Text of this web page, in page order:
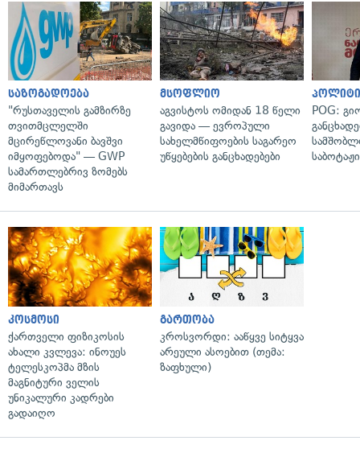
საზოგადოება
"რუსთაველის გამზირზე
თვითმცლელში
მცირეწლოვანი ბავშვი
იმყოფებოდა" — GWP
სამართლებრივ ზომებს
მიმართავს
მსოფლიო
აგვისტოს ომიდან 18 წელი
გავიდა — ევროპული
სახელმწიფოების საგარეო
უწყებების განცხადებები
POG:
კოსმოსი
ქართველი ფიზიკოსის
ახალი კვლევა: ინოუეს
ტელესკოპმა მზის
მაგნიტური ველის
უნიკალური კადრები
გადაიღო
გართობა
კროსვორდი: ააწყვე სიტყვა
არეული ასოებით (თემა:
ზაფხული)